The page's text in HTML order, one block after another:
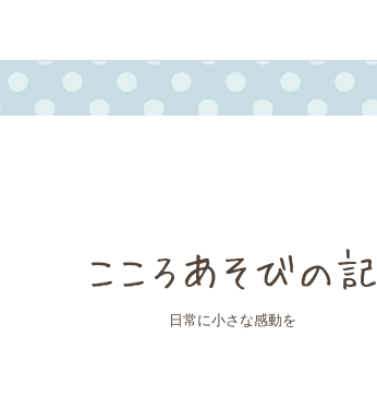
こころあそびの記
日常に小さな感動を